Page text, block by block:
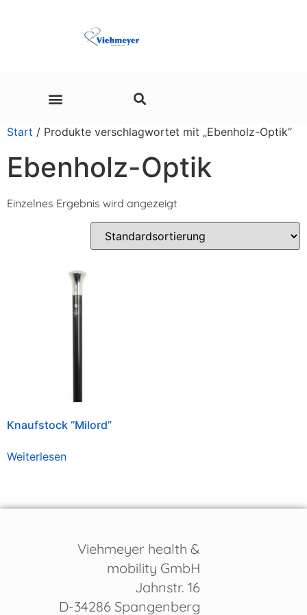
Start / Produkte verschlagwortet mit „Ebenholz-Optik“
Ebenholz-Optik
Einzelnes Ergebnis wird angezeigt
Knaufstock “Milord”
Weiterlesen
Viehmeyer health &
mobility GmbH
Jahnstr. 16
D-34286 Spangenberg